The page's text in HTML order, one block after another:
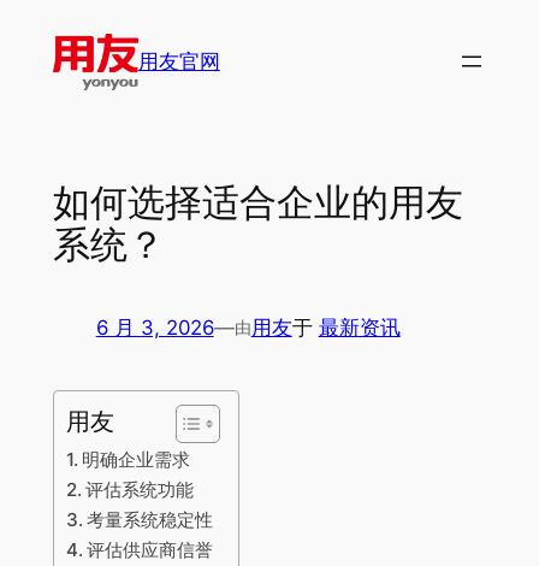
用友官网
如何选择适合企业的用友
系统？
6 月 3, 2026—由用友于 最新资讯
用友
明确企业需求
评估系统功能
考量系统稳定性
评估供应商信誉